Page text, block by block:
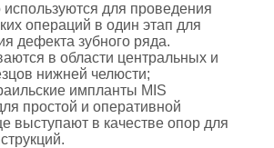
используются для проведения
операций в один этап для
дефекта зубного ряда.
в области центральных и
нижней челюсти;
импланты MIS
простой и оперативной
выступают в качестве опор для